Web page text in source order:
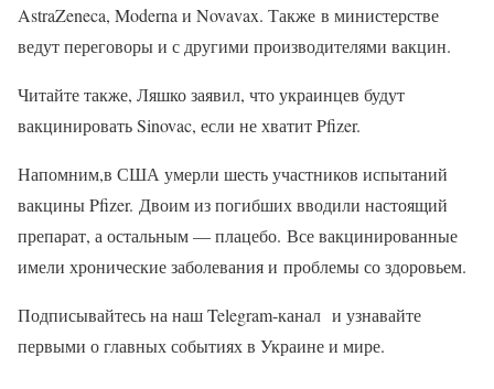
AstraZeneca, Moderna и Novavax. Также в министерстве
ведут переговоры и с другими производителями вакцин.
Читайте также, Ляшко заявил, что украинцев будут
вакцинировать Sinovac, если не хватит Pfizer.
Напомним,в США умерли шесть участников испытаний
вакцины Pfizer. Двоим из погибших вводили настоящий
препарат, а остальным — плацебо. Все вакцинированные
имели хронические заболевания и проблемы со здоровьем.
Подписывайтесь на наш Telegram-канал и узнавайте
первыми о главных событиях в Украине и мире.